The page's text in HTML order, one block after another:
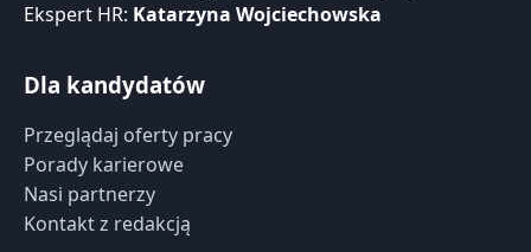
Ekspert HR: Katarzyna Wojciechowska
Dla kandydatów
Przeglądaj oferty pracy
Porady karierowe
Nasi partnerzy
Kontakt z redakcją